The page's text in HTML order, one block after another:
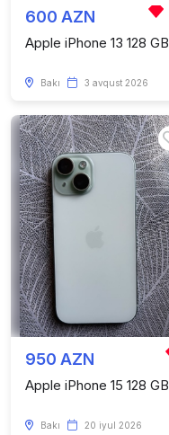
600 AZN
Apple iPhone 13 128 GB
Bakı 3 avqust 2026
950 AZN
Apple iPhone 15 128 GB
Bakı 20 iyul 2026